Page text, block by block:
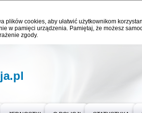
plików cookies, aby ułatwić użytkownikom
w pamięci urządzenia. Pamiętaj, że możesz
zgody.